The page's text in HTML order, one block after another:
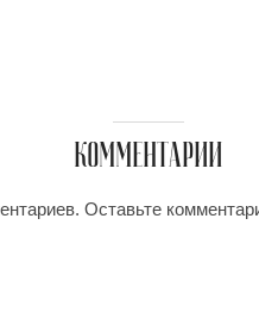
КОММЕНТАРИИ
Оставьте